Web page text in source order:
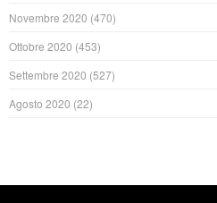
Novembre 2020 (470)
Ottobre 2020 (453)
Settembre 2020 (527)
Agosto 2020 (22)